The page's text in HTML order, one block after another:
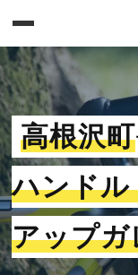
高根沢町
ハンドル
アップ